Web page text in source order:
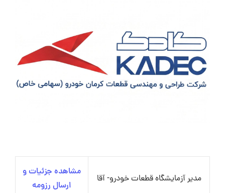
مدیر آزمایشگاه قطعات خودرو- آقا
مشاهده جزئیات و
ارسال رزومه